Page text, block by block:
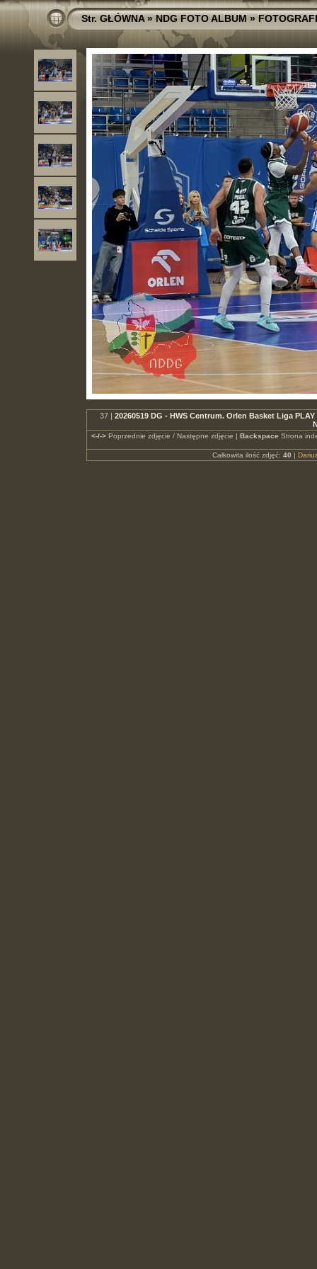
Str. GŁÓWNA»NDG FOTO ALBUM»
37 | 20260519 DG - HWS Centrum. Orlen Basket Liga
<-/->Poprzednie zdjęcie / Następne zdjęcie | Backspace Strona
Całkowita ilość zdjęć: 40 |